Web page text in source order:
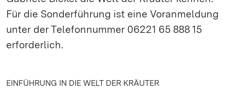
Für die Sonderführung ist eine Voranmeldung
unter der Telefonnummer 06221 65 888 15
erforderlich.
EINFÜHRUNG IN DIE WELT DER KRÄUTER